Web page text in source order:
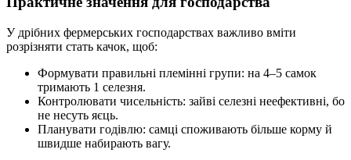
У дрібних фермерських господарствах важливо вміти
розрізняти стать качок, щоб:
Формувати правильні племінні групи: на 4–5 самок
тримають 1 селезня.
Контролювати чисельність: зайві селезні неефективні, бо
не несуть яєць.
Планувати годівлю: самці споживають більше корму й
швидше набирають вагу.